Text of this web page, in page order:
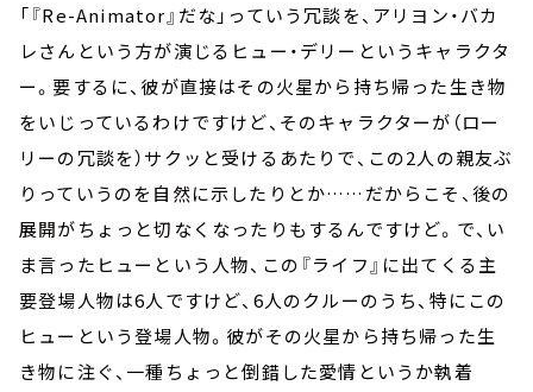
「『Re-Animator』だな」っていう冗談を、アリヨン・バカ
レさんという方が演じるヒュー・デリーというキャラクタ
ー。要するに、彼が直接はその火星から持ち帰った生き物
をいじっているわけですけど、そのキャラクターが（ロー
リーの冗談を）サクッと受けるあたりで、この2人の親友ぶ
りっていうのを自然に示したりとか……だからこそ、後の
展開がちょっと切なくなったりもするんですけど。で、い
ま言ったヒューという人物、この『ライフ』に出てくる主
要登場人物は6人ですけど、6人のクルーのうち、特にこの
ヒューという登場人物。彼がその火星から持ち帰った生
き物に注ぐ、一種ちょっと倒錯した愛情というか執着